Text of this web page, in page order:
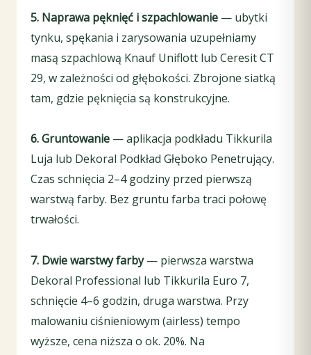
5. Naprawa pęknięć i szpachlowanie — ubytki
tynku, spękania i zarysowania uzupełniamy
masą szpachlową Knauf Uniflott lub Ceresit CT
29, w zależności od głębokości. Zbrojone siatką
tam, gdzie pęknięcia są konstrukcyjne.
6. Gruntowanie — aplikacja podkładu Tikkurila
Luja lub Dekoral Podkład Głęboko Penetrujący.
Czas schnięcia 2–4 godziny przed pierwszą
warstwą farby. Bez gruntu farba traci połowę
trwałości.
7. Dwie warstwy farby— pierwsza warstwa
Dekoral Professional lub Tikkurila Euro 7,
schnięcie 4–6 godzin, druga warstwa. Przy
malowaniu ciśnieniowym (airless) tempo
wyższe, cena niższa o ok. 20%. Na